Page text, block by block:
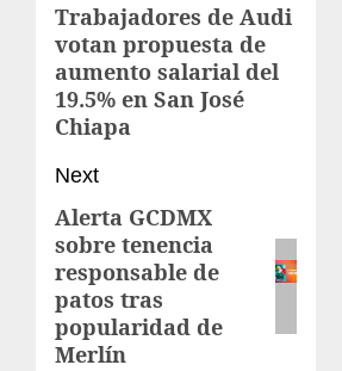
Trabajadores de Audi
votan propuesta de
aumento salarial del
19.5% en San José
Chiapa
Next
Alerta GCDMX
sobre tenencia
responsable de
patos tras
popularidad de
Merlín